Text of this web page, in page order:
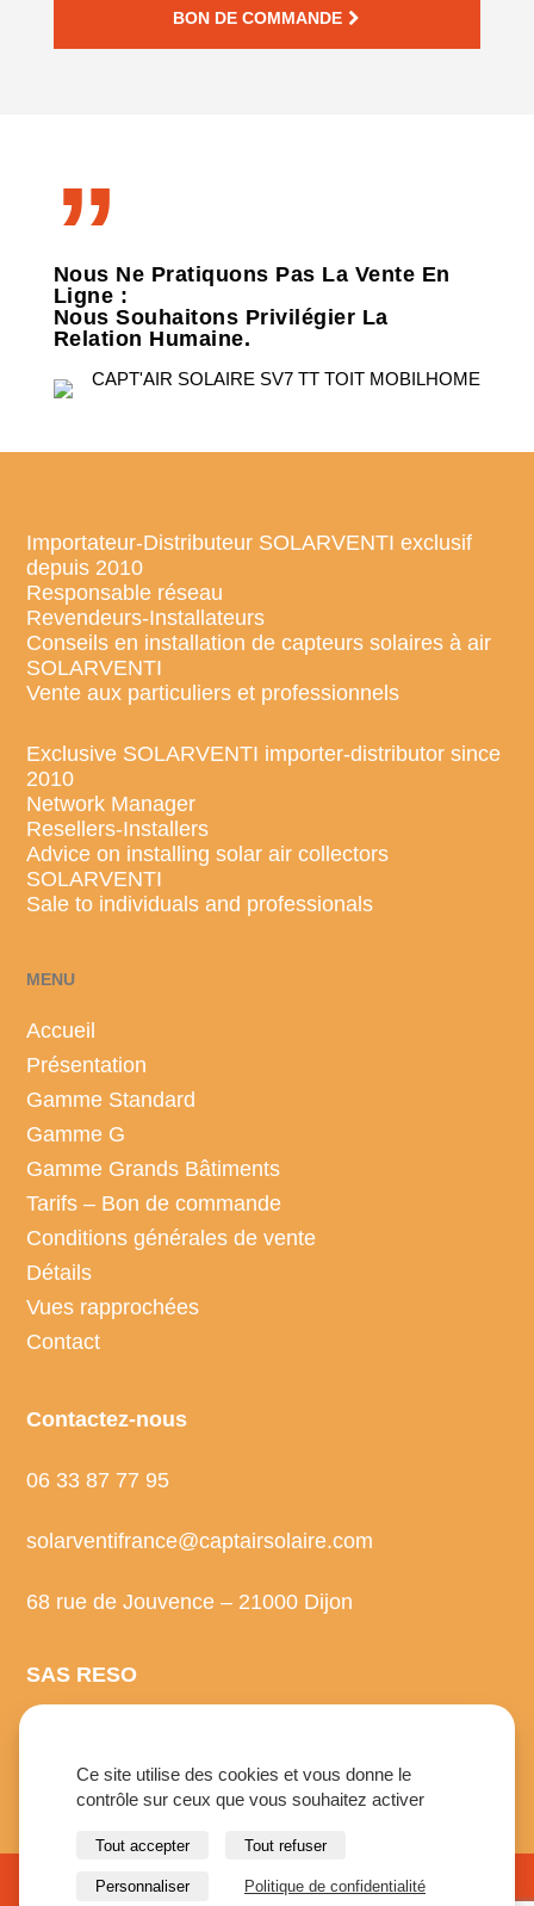
BON DE COMMANDE
”
Nous Ne Pratiquons Pas La Vente En
Ligne :
Nous Souhaitons Privilégier La
Relation Humaine.
Importateur-Distributeur SOLARVENTI exclusif
depuis 2010
Responsable réseau
Revendeurs-Installateurs
Conseils en installation de capteurs solaires à air
SOLARVENTI
Vente aux particuliers et professionnels
Exclusive SOLARVENTI importer-distributor since
2010
Network Manager
Resellers-Installers
Advice on installing solar air collectors
SOLARVENTI
Sale to individuals and professionals
MENU
Accueil
Présentation
Gamme Standard
Gamme G
Gamme Grands Bâtiments
Tarifs – Bon de commande
Conditions générales de vente
Détails
Vues rapprochées
Contact
Contactez-nous
06 33 87 77 95
solarventifrance@captairsolaire.com
68 rue de Jouvence – 21000 Dijon
SAS RESO
Siret n° 52419851200021
n° intracommunautaire FR 23524198512
© 2026 Capt'air solaire.
Grands bâtiments
Ce site utilise des cookies et vous donne le
contrôle sur ceux que vous souhaitez activer
Tout accepter Tout refuser
Personnaliser Politique de confidentialité